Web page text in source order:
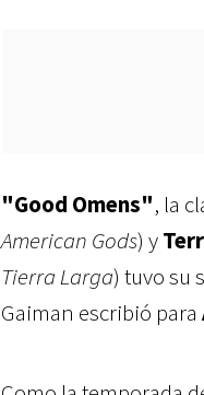
"Good Omens", la
American Gods) y
Tierra Larga) tuvo su
Gaiman escribió para